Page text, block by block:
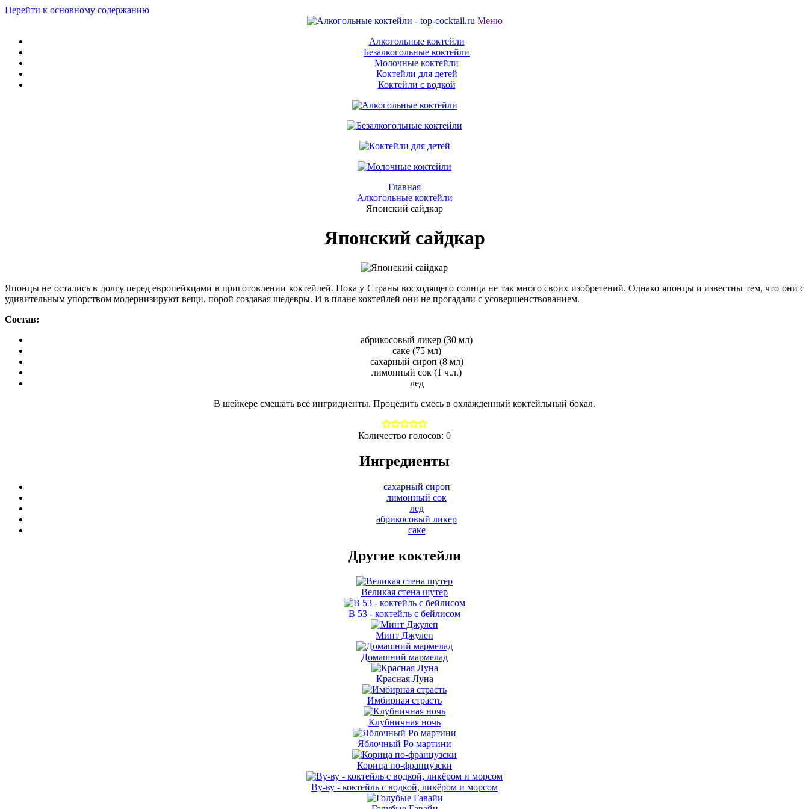
Перейти к основному содержанию
Меню
Алкогольные коктейли
Безалкогольные коктейли
Молочные коктейли
Коктейли для детей
Коктейли с водкой
Главная
Алкогольные коктейли
Японский сайдкар
Японский сайдкар
Японцы не остались в долгу перед европейкцами в приготовлении коктейлей. Пока у Страны восходящего солнца не так много своих изобретений. Однако японцы и известны тем, что они с
удивительным упорством модернизируют вещи, порой создавая шедевры. И в плане коктейлей они не прогадали с усовершенствованием.
Состав:
абрикосовый ликер (30 мл)
саке (75 мл)
сахарный сироп (8 мл)
лимонный сок (1 ч.л.)
лед
В шейкере смешать все ингридиенты. Процедить смесь в охлажденный коктейльный бокал.
Количество голосов: 0
Ингредиенты
сахарный сироп
лимонный сок
лед
абрикосовый ликер
саке
Другие коктейли
Великая стена шутер
В 53 - коктейль с бейлисом
Минт Джулеп
Домашний мармелад
Красная Луна
Имбирная страсть
Клубничная ночь
Яблочный Ро мартини
Корица по-французски
Ву-ву - коктейль с водкой, ликёром и морсом